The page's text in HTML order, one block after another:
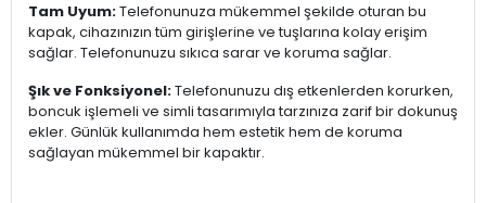
Tam Uyum:Telefonunuza mükemmel şekilde oturan bu
kapak, cihazınızın tüm girişlerine ve tuşlarına kolay erişim
sağlar. Telefonunuzu sıkıca sarar ve koruma sağlar.
Şık ve Fonksiyonel:Telefonunuzu dış etkenlerden korurken,
boncuk işlemeli ve simli tasarımıyla tarzınıza zarif bir dokunuş
ekler. Günlük kullanımda hem estetik hem de koruma
sağlayan mükemmel bir kapaktır.